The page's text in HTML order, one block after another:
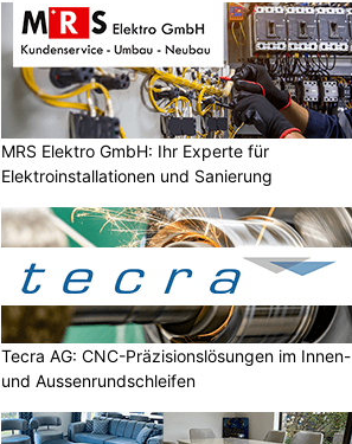
MRS Elektro GmbH: Ihr Experte für
Elektroinstallationen und Sanierung
Tecra AG: CNC-Präzisionslösungen im Innen-
und Aussenrundschleifen